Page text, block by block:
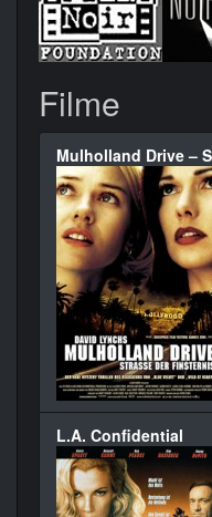
Filme
Mulholland Drive –
L.A. Confidential